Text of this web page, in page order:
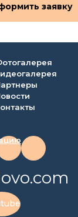
заявку